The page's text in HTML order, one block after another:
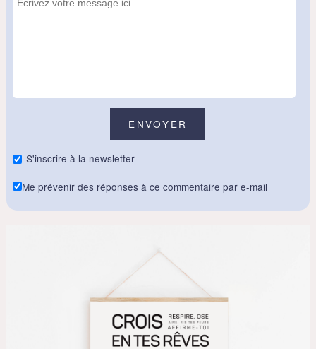
S'inscrire à la newsletter
Me prévenir des réponses à ce commentaire par e-mail